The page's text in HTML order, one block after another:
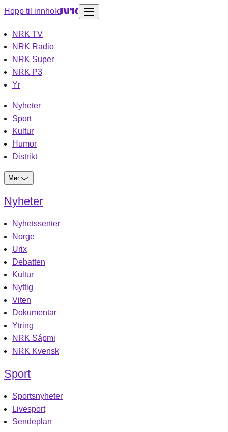
Hopp til innhold
NRK TV
NRK Radio
NRK Super
NRK P3
Yr
Nyheter
Sport
Kultur
Humor
Distrikt
Mer
Nyheter
Nyhetssenter
Norge
Urix
Debatten
Kultur
Nyttig
Viten
Dokumentar
Ytring
NRK Sápmi
NRK Kvensk
Sport
Sportsnyheter
Livesport
Sendeplan